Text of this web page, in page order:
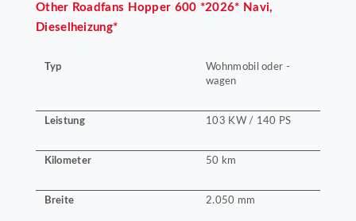
Other Roadfans Hopper 600 *2026* Navi,
Dieselheizung*
Typ
Wohnmobil oder -
wagen
Leistung 103 KW / 140 PS
Kilometer 50 km
Breite 2.050 mm